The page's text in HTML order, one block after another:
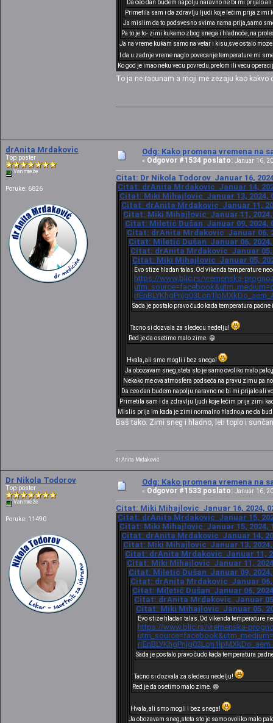
Da ceo dan budem napolju naravno ne bi mi prijalo
Primetila sam i da zdravlju ljudi koje lečim prija zimi
Ja mislim da to podsvesno svima nama prija,samo
Pa to je to- zimi kukamo zbog snega i hladnoće, na
Ja na vreme kukam samo na vetar i kisu,sve ostalo
I da u zadnje vreme naglo povecanje temperature mi
Ko god je imao neku vecu povredu,prelom ili vecu
To ja ne racunam a moji me zezaju kao kakvo
drAnita Mrdakovic
Top poster
Van mreže
Poruke: 6826
Odg: Kako promena vremena na
« Odgovor #1534 poslato: Januar 16,
Citat: Dr Nikola Todorov Januar 16,
Citat: drAnita Mrdakovic Januar 14,
Citat: Miki Mihajlovic Januar 13, 2024,
Citat: drAnita Mrdakovic Januar 11,
Citat: Miki Mihajlovic Januar 11, 2024,
Citat: Miletić Dušan Januar 09, 2024,
Citat: drAnita Mrdakovic Januar 06,
Citat: Miletić Dušan Januar 06, 2024,
Citat: drAnita Mrdakovic Januar 05,
Citat: Miki Mihajlovic Januar 05,
Evo stize hladan talas.Od vikenda temperature
https://www.blic.rs/vremenska-
Sada je postalo pravo čudo kada temperatura
Tacno si dozvala za sledecu nedelju!
Red je da osetimo malo zime. 😁
Hvala, ali smo mogli i bez snega!
Ja obozavam sneg,steta sto je samo ovoliko malo
Nekako me ova atmosfera podseća na pravu zimu pa
Da ceo dan budem napolju naravno ne bi mi prijalo ali
Primetila sam i da zdravlju ljudi koje lečim prija zimi
Mislis prija im kada je zimi normalno hladno,a ne da
Baš tako. Zimi sneg i hladno, leti toplo i
dr Anita Mrdaković
Dr Nikola Todorov
Top poster
Van mreže
Poruke: 11490
Odg: Kako promena vremena na
« Odgovor #1533 poslato: Januar 16,
Citat: Miki Mihajlovic Januar 16, 2024,
Citat: drAnita Mrdakovic Januar 15,
Citat: Miki Mihajlovic Januar 15, 2024,
Citat: drAnita Mrdakovic Januar 14,
Citat: Miki Mihajlovic Januar 13, 2024,
Citat: drAnita Mrdakovic Januar 11,
Citat: Miki Mihajlovic Januar 11,
Citat: Miletić Dušan Januar 09, 2024,
Citat: drAnita Mrdakovic Januar 06,
Citat: Miletić Dušan Januar 06,
Citat: drAnita Mrdakovic Januar 05,
Citat: Miki Mihajlovic Januar 05,
Evo stize hladan talas.Od vikenda temperature
https://www.blic.rs/vremenska-
Sada je postalo pravo čudo kada temperatura
Tacno si dozvala za sledecu nedelju!
Red je da osetimo malo zime. 😁
Hvala, ali smo mogli i bez snega!
Ja obozavam sneg,steta sto je samo ovoliko malo